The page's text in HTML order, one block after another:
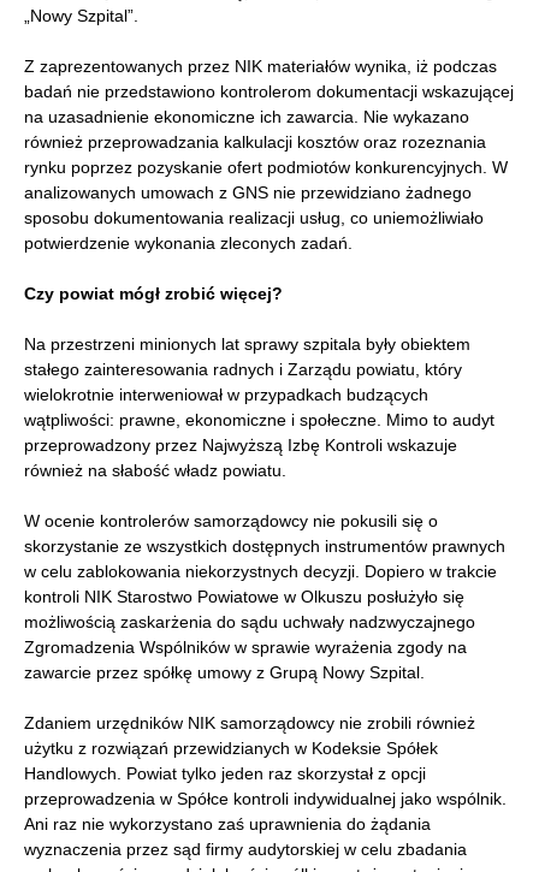
„Nowy Szpital”.
Z zaprezentowanych przez NIK materiałów wynika, iż podczas
badań nie przedstawiono kontrolerom dokumentacji wskazującej
na uzasadnienie ekonomiczne ich zawarcia. Nie wykazano
również przeprowadzania kalkulacji kosztów oraz rozeznania
rynku poprzez pozyskanie ofert podmiotów konkurencyjnych. W
analizowanych umowach z GNS nie przewidziano żadnego
sposobu dokumentowania realizacji usług, co uniemożliwiało
potwierdzenie wykonania zleconych zadań.
Czy powiat mógł zrobić więcej?
Na przestrzeni minionych lat sprawy szpitala były obiektem
stałego zainteresowania radnych i Zarządu powiatu, który
wielokrotnie interweniował w przypadkach budzących
wątpliwości: prawne, ekonomiczne i społeczne. Mimo to audyt
przeprowadzony przez Najwyższą Izbę Kontroli wskazuje
również na słabość władz powiatu.
W ocenie kontrolerów samorządowcy nie pokusili się o
skorzystanie ze wszystkich dostępnych instrumentów prawnych
w celu zablokowania niekorzystnych decyzji. Dopiero w trakcie
kontroli NIK Starostwo Powiatowe w Olkuszu posłużyło się
możliwością zaskarżenia do sądu uchwały nadzwyczajnego
Zgromadzenia Wspólników w sprawie wyrażenia zgody na
zawarcie przez spółkę umowy z Grupą Nowy Szpital.
Zdaniem urzędników NIK samorządowcy nie zrobili również
użytku z rozwiązań przewidzianych w Kodeksie Spółek
Handlowych. Powiat tylko jeden raz skorzystał z opcji
przeprowadzenia w Spółce kontroli indywidualnej jako wspólnik.
Ani raz nie wykorzystano zaś uprawnienia do żądania
wyznaczenia przez sąd firmy audytorskiej w celu zbadania